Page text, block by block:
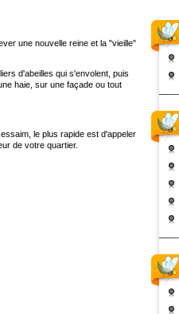
une nouvelle reine et la "vieille"
d'abeilles qui s'envolent, puis
haie, sur une façade ou tout
le plus rapide est d'appeler
de votre quartier.